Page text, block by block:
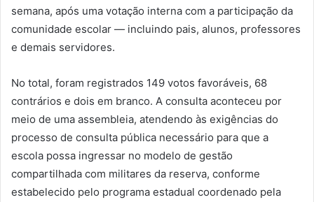
semana, após uma votação interna com a participação da
comunidade escolar — incluindo pais, alunos, professores
e demais servidores.
No total, foram registrados 149 votos favoráveis, 68
contrários e dois em branco. A consulta aconteceu por
meio de uma assembleia, atendendo às exigências do
processo de consulta pública necessário para que a
escola possa ingressar no modelo de gestão
compartilhada com militares da reserva, conforme
estabelecido pelo programa estadual coordenado pela